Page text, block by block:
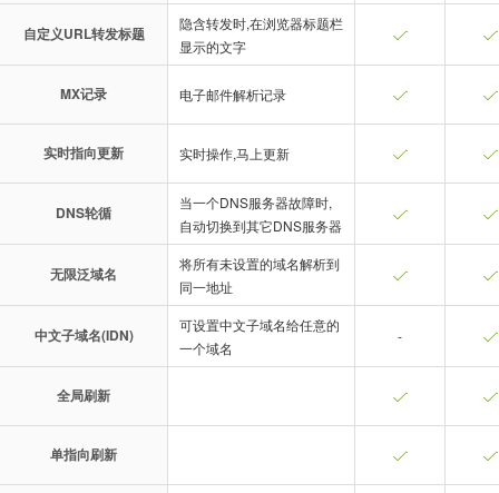
自定义URL转发标题
隐含转发时,在浏览器标题栏
显示的文字
MX记录 电子邮件解析记录
实时指向更新 实时操作,马上更新
DNS轮循
当一个DNS服务器故障时,
自动切换到其它DNS服务器
无限泛域名
将所有未设置的域名解析到
同一地址
中文子域名(IDN)
可设置中文子域名给任意的
一个域名
-
全局刷新
单指向刷新